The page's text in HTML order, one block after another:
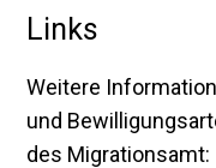
Links
Weitere
und
des Migrationsamt: